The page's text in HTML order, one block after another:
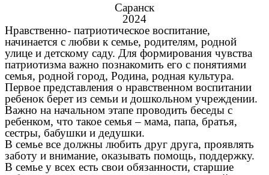
Саранск
2024
Нравственно- патриотическое воспитание,
начинается с любви к семье, родителям, родной
улице и детскому саду. Для формирования чувства
патриотизма важно познакомить его с понятиями
семья, родной город, Родина, родная культура.
Первое представления о нравственном воспитании
ребенок берет из семьи и дошкольном учреждении.
Важно на начальном этапе проводить беседы с
ребенком, что такое семья – мама, папа, братья,
сестры, бабушки и дедушки.
В семье все должны любить друг друга, проявлять
заботу и внимание, оказывать помощь, поддержку.
В семье у всех есть свои обязанности, старшие